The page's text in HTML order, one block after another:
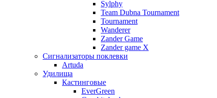
Sylphy
Team Dubna Tournament
Tournament
Wanderer
Zander Game
Zander game X
Сигнализаторы поклевки
Artuda
Удилища
Кастинговые
EverGreen